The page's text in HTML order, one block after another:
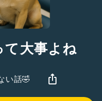
て大事よね
い話🤣